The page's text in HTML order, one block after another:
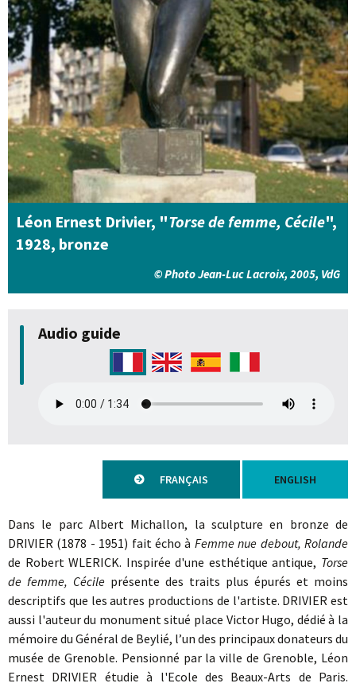
Léon Ernest Drivier, "Torse de femme, Cécile",
1928, bronze
© Photo Jean-Luc Lacroix, 2005, VdG
Audio guide
FRANÇAIS ENGLISH
Dans le parc Albert Michallon, la sculpture en bronze de
DRIVIER (1878 - 1951) fait écho à Femme nue debout, Rolande
de Robert WLERICK. Inspirée d'une esthétique antique, Torse
de femme, Cécile présente des traits plus épurés et moins
descriptifs que les autres productions de l'artiste. DRIVIER est
aussi l'auteur du monument situé place Victor Hugo, dédié à la
mémoire du Général de Beylié, l’un des principaux donateurs du
musée de Grenoble. Pensionné par la ville de Grenoble, Léon
Ernest DRIVIER étudie à l'Ecole des Beaux-Arts de Paris.